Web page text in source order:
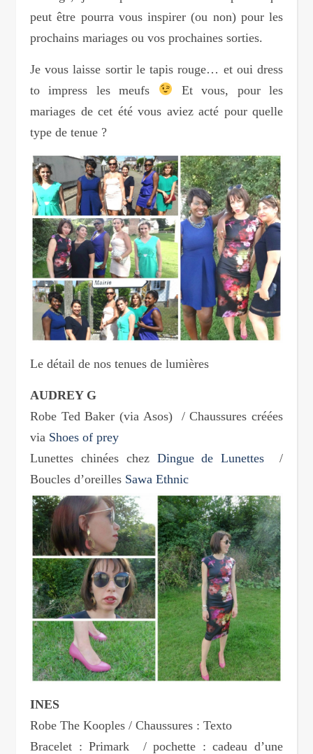
peut être pourra vous inspirer (ou non) pour les
prochains mariages ou vos prochaines sorties.
Je vous laisse sortir le tapis rouge… et oui dress
to impress les meufs
Et vous, pour les
mariages de cet été vous aviez acté pour quelle
type de tenue ?
Le détail de nos tenues de lumières
AUDREY G
Robe Ted Baker (via Asos) / Chaussures créées
via Shoes of prey
Lunettes chinées chez Dingue de Lunettes /
Boucles d’oreilles Sawa Ethnic
INES
Robe The Kooples / Chaussures : Texto
Bracelet : Primark / pochette : cadeau d’une